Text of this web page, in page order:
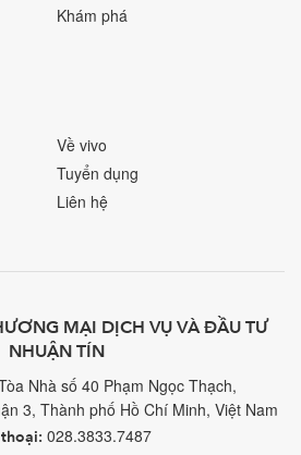
Khám phá
Về vivo
Tuyển dụng
Liên hệ
MẠI DỊCH VỤ VÀ ĐẦU TƯ
NHUẬN TÍN
Nhà số 40 Phạm Ngọc Thạch,
3, Thành phố Hồ Chí Minh, Việt Nam
028.3833.7487